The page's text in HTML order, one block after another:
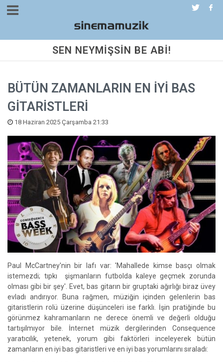
SEN NEYMİŞSİN BE ABİ!
BÜTÜN ZAMANLARIN EN İYİ BAS
GİTARİSTLERİ
18 Haziran 2025 Çarşamba 21:33
Paul McCartney'nin bir lafı var: 'Mahallede kimse basçı olmak
istemezdi; tıpkı şişmanların futbolda kaleye geçmek zorunda
olması gibi bir şey'. Evet, bas gitarın bir gruptaki ağırlığı biraz üvey
evladı andırıyor. Buna rağmen, müziğin içinden gelenlerin bas
gitaristlerin rolü üzerine düşünceleri ise farklı. İşin pratiğinde bu
görünmez kahramanların ne derece önemli ve değerli olduğu
tartışılmıyor bile. İnternet müzik dergilerinden Consequence
yaratıcılık, yetenek, yorum gibi faktörleri inceleyerek bütün
zamanların en iyi bas gitaristleri ve en iyi bas yorumlarını sıraladı: